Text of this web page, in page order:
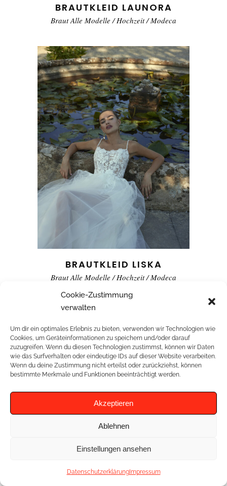
Cookie-Zustimmung
verwalten
Um dir ein optimales Erlebnis zu bieten, verwenden wir Technologien wie
Cookies, um Geräteinformationen zu speichern und/oder darauf
zuzugreifen. Wenn du diesen Technologien zustimmst, können wir Daten
wie das Surfverhalten oder eindeutige IDs auf dieser Website verarbeiten.
Wenn du deine Zustimmung nicht erteilst oder zurückziehst, können
bestimmte Merkmale und Funktionen beeinträchtigt werden.
Akzeptieren
Ablehnen
Einstellungen ansehen
DatenschutzerklärungImpressum
BRAUTKLEID LAUNORA
Braut Alle Modelle /Hochzeit/Modeca
BRAUTKLEID LISKA
Braut Alle Modelle /Hochzeit/Modeca